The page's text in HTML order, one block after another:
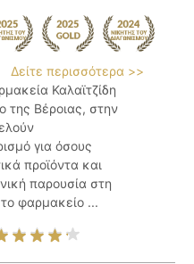
Δείτε περισσότερα >>
Καλαϊτζίδη
της Βέροιας, στην
για όσους
προϊόντα και
παρουσία στη
φαρμακείο ...